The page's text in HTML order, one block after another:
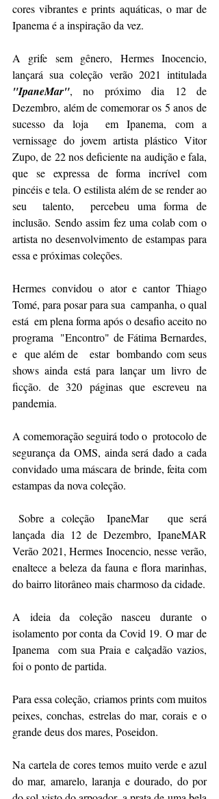
cores vibrantes e prints aquáticas, o mar de
Ipanema é a inspiração da vez.
A grife sem gênero, Hermes Inocencio,
"IpaneMar", no próximo dia 12 de
Dezembro, além de comemorar os 5 anos de
sucesso da loja  em Ipanema, com a
vernissage do jovem artista plástico Vitor
Zupo, de 22 nos deficiente na audição e fala,
que se expressa de forma incrível com
pincéis e tela. O estilista além de se render ao
seu  talento,  percebeu uma forma de
inclusão. Sendo assim fez uma colab com o
artista no desenvolvimento de estampas para
essa e próximas coleções.
Hermes convidou o ator e cantor Thiago
Tomé, para posar para sua  campanha, o qual
está  em plena forma após o desafio aceito no
programa  "Encontro" de Fátima Bernardes,
e  que além de   estar  bombando com seus
shows ainda está para lançar um livro de
ficção. de 320 páginas que escreveu na
pandemia.
A comemoração seguirá todo o  protocolo de
segurança da OMS, ainda será dado a cada
convidado uma máscara de brinde, feita com
estampas da nova coleção.
Sobre a coleção  IpaneMar   que será
lançada dia 12 de Dezembro, IpaneMAR
Verão 2021, Hermes Inocencio, nesse verão,
enaltece a beleza da fauna e flora marinhas,
do bairro litorâneo mais charmoso da cidade.
A ideia da coleção nasceu durante o
isolamento por conta da Covid 19. O mar de
Ipanema  com sua Praia e calçadão vazios,
foi o ponto de partida.
Para essa coleção, criamos prints com muitos
peixes, conchas, estrelas do mar, corais e o
grande deus dos mares, Poseidon.
Na cartela de cores temos muito verde e azul
do mar, amarelo, laranja e dourado, do por